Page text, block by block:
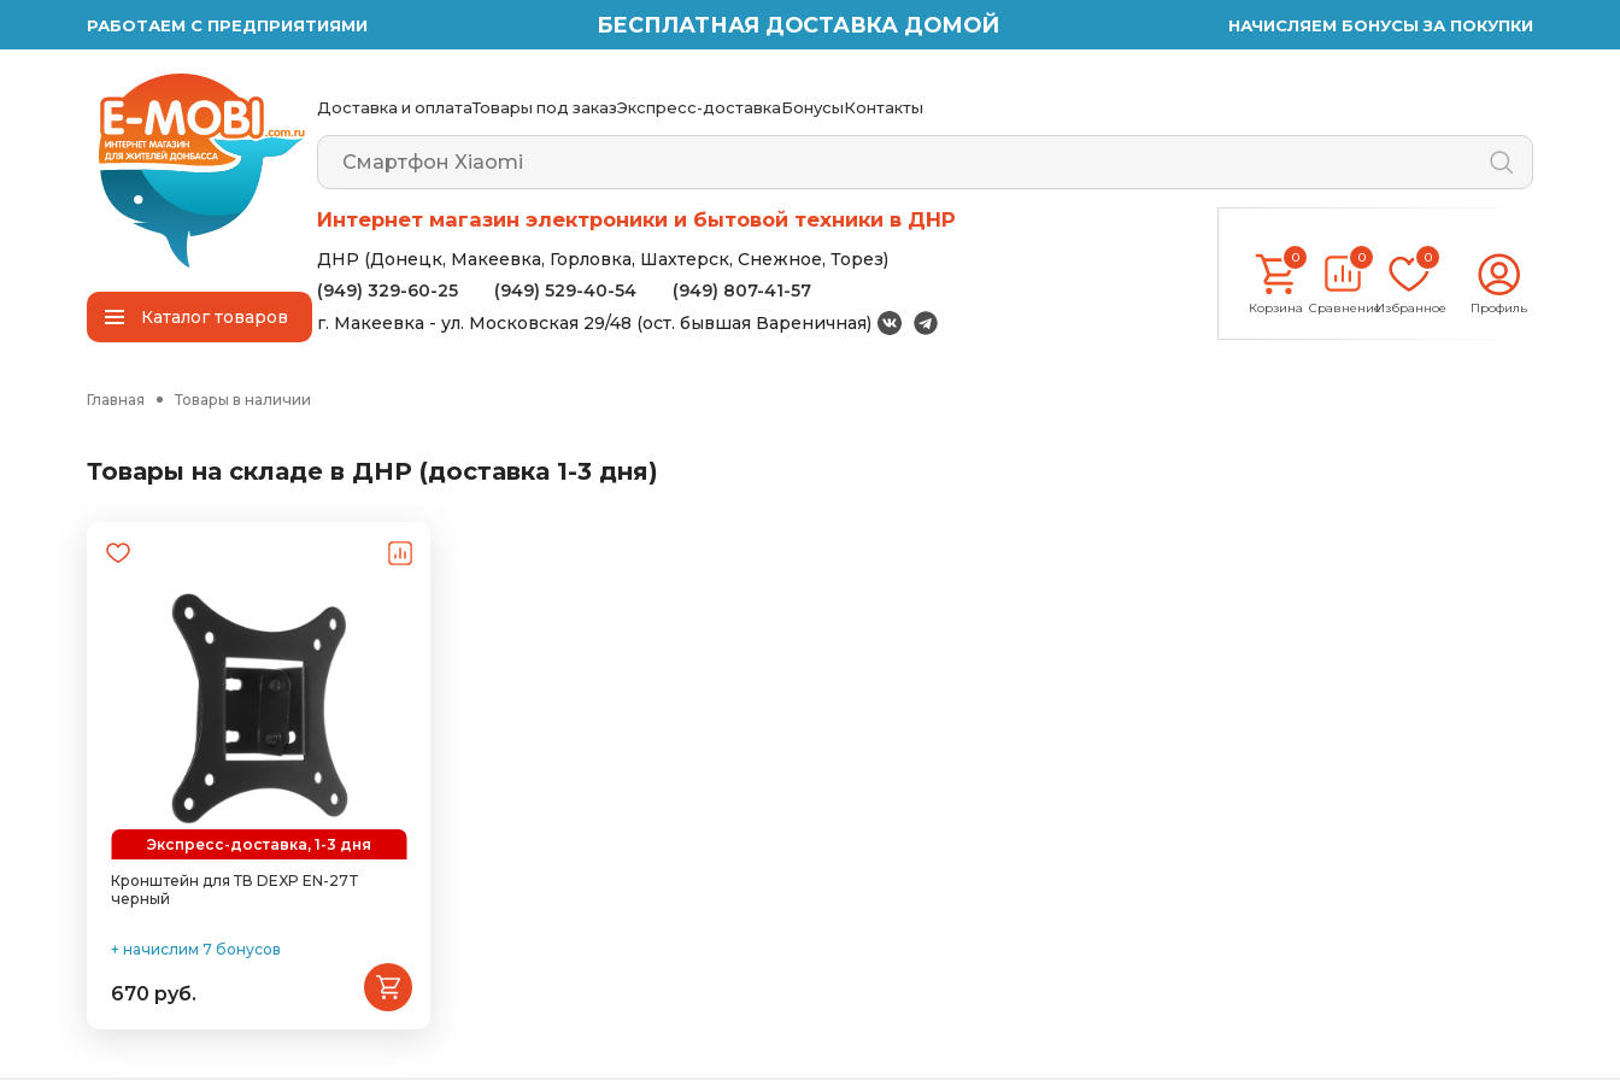
РАБОТАЕМ С ПРЕДПРИЯТИЯМИ БЕСПЛАТНАЯ ДОСТАВКА ДОМОЙ НАЧИСЛЯЕМ БОНУСЫ ЗА ПОКУПКИ
Каталогтоваров
Доставка и оплатаТовары под заказЭкспресс-доставкаБонусыКонтакты
Интернет магазин электроники и бытовой техники в ДНР
ДНР (Донецк, Макеевка, Горловка, Шахтерск, Снежное, Торез)
(949) 329-60-25
(949) 529-40-54
(949) 807-41-57
г. Макеевка - ул. Московская 29/48 (ост. бывшая Вареничная)
0
Корзина
0
Сравнение
0
Избранное Профиль
Главная Товары в наличии
Товары на складе в ДНР (доставка 1-3 дня)
Экспресс-доставка, 1-3 дня
Кронштейн для ТВ DEXP EN-27T
черный
+ начислим 7 бонусов
670 руб.